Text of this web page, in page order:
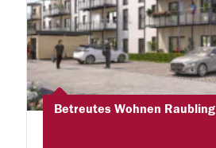
Betreutes Wohnen Raubling